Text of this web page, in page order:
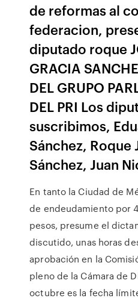
de reformas al
federacion,
diputado roque
GRACIA
DEL GRUPO
DEL PRI Los
suscribimos,
Sánchez, Roque
Sánchez, Juan
En tanto la Ciudad de
de endeudamiento por
pesos, presume el
discutido, unas horas
aprobación en la
pleno de la Cámara de
octubre es la fecha